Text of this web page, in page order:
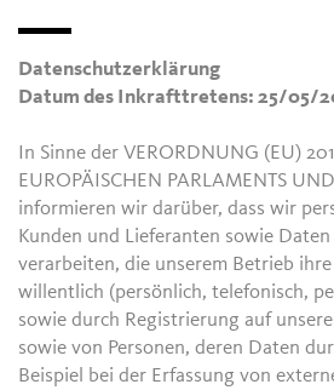
Datenschutzerklärung
Datum des Inkrafttretens: 25/05/
In Sinne der VERORDNUNG (EU)
EUROPÄISCHEN PARLAMENTS
informieren wir darüber, dass wir
Kunden und Lieferanten sowie Daten
verarbeiten, die unserem Betrieb ihre
willentlich (persönlich, telefonisch,
sowie durch Registrierung auf
sowie von Personen, deren Daten
Beispiel bei der Erfassung von